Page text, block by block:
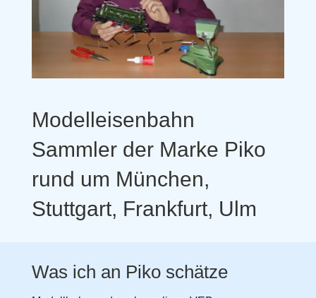
Modelleisenbahn
Sammler der Marke Piko
rund um München,
Stuttgart, Frankfurt, Ulm
Was ich an Piko schätze